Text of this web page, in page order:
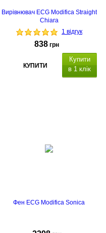
Вирівнювач ECG Modifica Straight
Chiara
1 відгук
838 грн
КУПИТИ
Купити
в 1 клік
Фен ECG Modifica Sonica